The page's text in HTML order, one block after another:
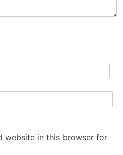
website in this browser for